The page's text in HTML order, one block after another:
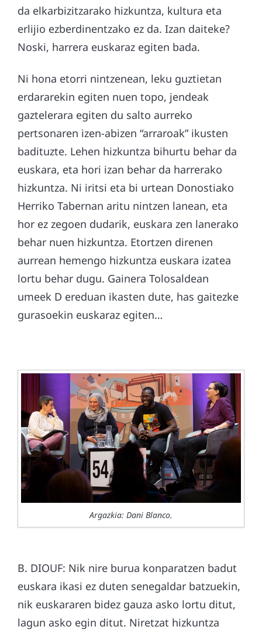
da elkarbizitzarako hizkuntza, kultura eta
erlijio ezberdinentzako ez da. Izan daiteke?
Noski, harrera euskaraz egiten bada.
Ni hona etorri nintzenean, leku guztietan
erdararekin egiten nuen topo, jendeak
gaztelerara egiten du salto aurreko
pertsonaren izen-abizen “arraroak” ikusten
badituzte. Lehen hizkuntza bihurtu behar da
euskara, eta hori izan behar da harrerako
hizkuntza. Ni iritsi eta bi urtean Donostiako
Herriko Tabernan aritu nintzen lanean, eta
hor ez zegoen dudarik, euskara zen lanerako
behar nuen hizkuntza. Etortzen direnen
aurrean hemengo hizkuntza euskara izatea
lortu behar dugu. Gainera Tolosaldean
umeek D ereduan ikasten dute, has gaitezke
gurasoekin euskaraz egiten…
Argazkia: Dani Blanco.
B. DIOUF: Nik nire burua konparatzen badut
euskara ikasi ez duten senegaldar batzuekin,
nik euskararen bidez gauza asko lortu ditut,
lagun asko egin ditut. Niretzat hizkuntza